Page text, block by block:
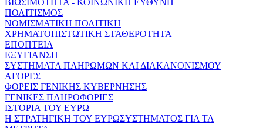
ΠΟΛΙΤΙΣΜΟΣ
ΝΟΜΙΣΜΑΤΙΚΗ ΠΟΛΙΤΙΚΗ
ΧΡΗΜΑΤΟΠΙΣΤΩΤΙΚΗ ΣΤΑΘΕΡΟΤΗΤΑ
ΕΠΟΠΤΕΙΑ
ΕΞΥΓΙΑΝΣΗ
ΣΥΣΤΗΜΑΤΑ ΠΛΗΡΩΜΩΝ ΚΑΙ ΔΙΑΚΑΝΟΝΙΣΜΟΥ
ΑΓΟΡΕΣ
ΦΟΡΕΙΣ ΓΕΝΙΚΗΣ ΚΥΒΕΡΝΗΣΗΣ
ΓΕΝΙΚΕΣ ΠΛΗΡΟΦΟΡΙΕΣ
ΙΣΤΟΡΙΑ ΤΟΥ ΕΥΡΩ
Η ΣΤΡΑΤΗΓΙΚΗ ΤΟΥ ΕΥΡΩΣΥΣΤΗΜΑΤΟΣ ΓΙΑ ΤΑ